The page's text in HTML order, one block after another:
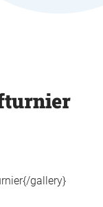
gallery}